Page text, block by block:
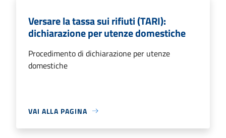
Versare la tassa sui rifiuti (TARI):
dichiarazione per utenze domestiche
Procedimento di dichiarazione per utenze
domestiche
VAI ALLA PAGINA